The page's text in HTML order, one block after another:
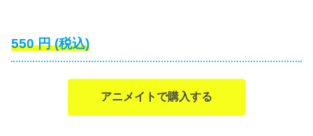
550 円 (税込)
アニメイトで購入する